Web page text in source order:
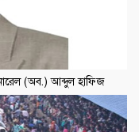
(অব.) আব্দুল হাফিজ